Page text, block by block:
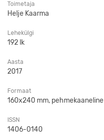
Toimetaja
Helje Kaarma
Lehekülgi
192 lk
Aasta
2017
Formaat
160x240 mm, pehmekaaneline
ISSN
1406-0140